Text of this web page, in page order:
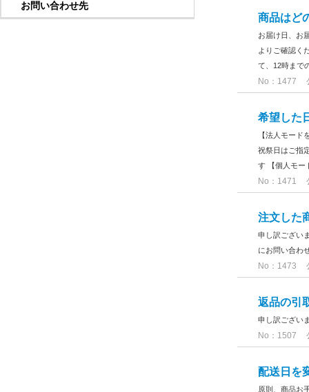
お問い合わせ先
商品はど
お届け日、お
よりご確認く
て、12時まで
No：1477
希望した
【法人モー
祝祭日はご指
す 【個人モー
No：1471
注文した
申し訳ござい
にお問い合わ
No：1473
返品の引
申し訳ござい
No：1507
配送日を
原則、商品お